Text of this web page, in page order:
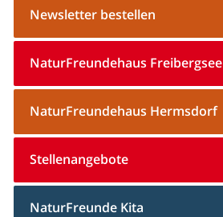
Newsletter bestellen
NaturFreundehaus Freibergsee
NaturFreundehaus Hermsdorf
Stellenangebote
NaturFreunde Kita